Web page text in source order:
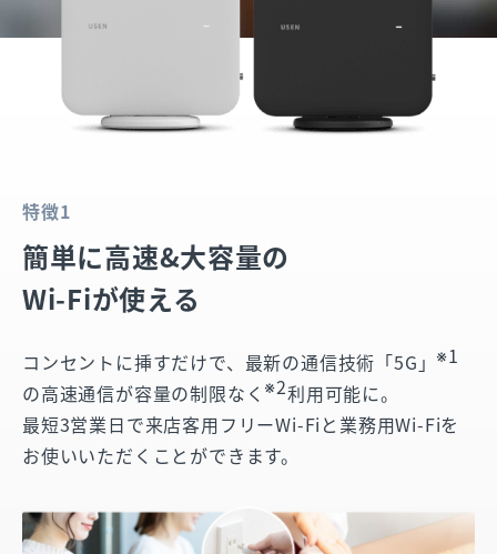
特徴1
簡単に高速&大容量の
Wi-Fiが使える
コンセントに挿すだけで、最新の通信技術「5G」 ※1
の高速通信が容量の制限なく ※2利用可能に。
最短3営業日で来店客用フリーWi-Fiと業務用Wi-Fiを
お使いいただくことができます。